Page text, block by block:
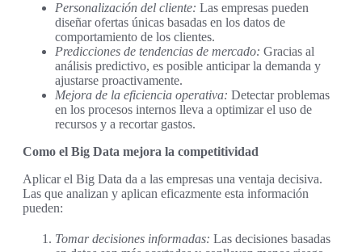
Personalización del cliente: Las empresas pueden
diseñar ofertas únicas basadas en los datos de
comportamiento de los clientes.
Predicciones de tendencias de mercado: Gracias al
análisis predictivo, es posible anticipar la demanda y
ajustarse proactivamente.
Mejora de la eficiencia operativa: Detectar problemas
en los procesos internos lleva a optimizar el uso de
recursos y a recortar gastos.
Como el Big Data mejora la competitividad
Aplicar el Big Data da a las empresas una ventaja decisiva.
Las que analizan y aplican eficazmente esta información
pueden:
Tomar decisiones informadas: Las decisiones basadas